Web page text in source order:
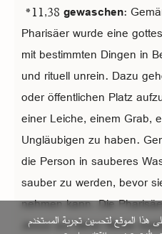
*11,38 gewaschen:
Pharisäer wurde eine
mit bestimmten Dingen in
und rituell unrein. Dazu
oder öffentlichen Platz
einer Leiche, einem Grab,
Ungläubigen zu haben.
die Person in sauberes
sauber zu werden, bevor
nehmen kann. Die
Jesus auf diese Weise
هذا الموقع لتحسين تجربة المستخدم